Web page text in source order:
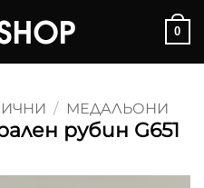
0
/ МЕДАЛЬОНИ
рубин G651